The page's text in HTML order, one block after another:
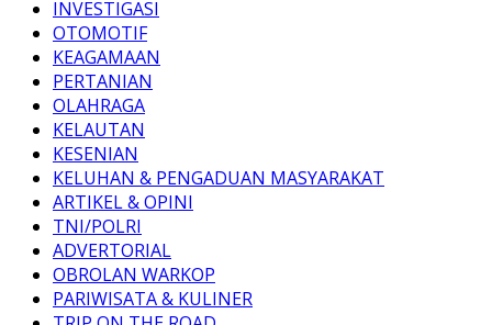
INVESTIGASI
OTOMOTIF
KEAGAMAAN
PERTANIAN
OLAHRAGA
KELAUTAN
KESENIAN
KELUHAN & PENGADUAN MASYARAKAT
ARTIKEL & OPINI
TNI/POLRI
ADVERTORIAL
OBROLAN WARKOP
PARIWISATA & KULINER